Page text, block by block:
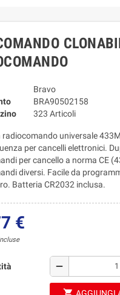
Bravo
BRA90502158
323 Articoli
radiocomando universale
per cancelli elettronici.
per cancello a norma CE
diversi. Facile da
Batteria CR2032 inclusa.
€
remove
shopping_cart